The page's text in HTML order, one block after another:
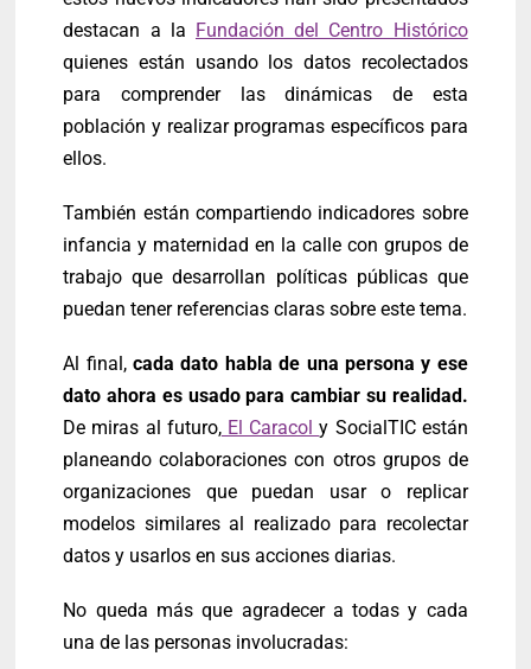
destacan a la Fundación del Centro Histórico
quienes están usando los datos recolectados
para comprender las dinámicas de esta
población y realizar programas específicos para
ellos.
También están compartiendo indicadores sobre
infancia y maternidad en la calle con grupos de
trabajo que desarrollan políticas públicas que
puedan tener referencias claras sobre este tema.
Al final,cada dato habla de una persona y ese
dato ahora es usado para cambiar su realidad.
De miras al futuro,El Caracoly SocialTIC están
planeando colaboraciones con otros grupos de
organizaciones que puedan usar o replicar
modelos similares al realizado para recolectar
datos y usarlos en sus acciones diarias.
No queda más que agradecer a todas y cada
una de las personas involucradas: